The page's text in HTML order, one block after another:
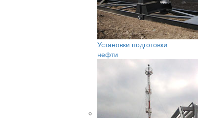
Установки подготовки
нефти